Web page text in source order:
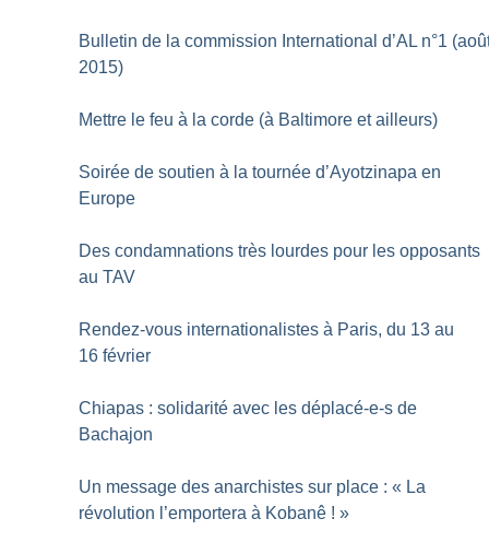
Bulletin de la commission International d’AL n°1
2015)
Mettre le feu à la corde (à Baltimore et ailleurs)
Soirée de soutien à la tournée d’Ayotzinapa en
Europe
Des condamnations très lourdes pour les opposants
au TAV
Rendez-vous internationalistes à Paris, du 13 au
16 février
Chiapas : solidarité avec les déplacé-e-s de
Bachajon
Un message des anarchistes sur place : « La
révolution l’emportera à Kobanê ! »